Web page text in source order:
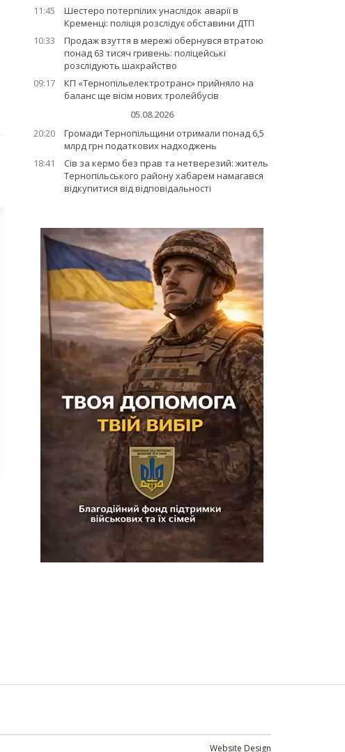
11:45
Шестеро потерпілих унаслідок аварії в
Кременці: поліція розслідує обставини ДТП
10:33
Продаж взуття в мережі обернувся втратою
понад 63 тисяч гривень: поліцейські
розслідують шахрайство
09:17
КП «Тернопільелектротранс» прийняло на
баланс ще вісім нових тролейбусів
05.08.2026
20:20
Громади Тернопільщини отримали понад 6,5
млрд грн податкових надходжень
18:41
Сів за кермо без прав та нетверезий: житель
Тернопільського району хабарем намагався
відкупитися від відповідальності
Website Design